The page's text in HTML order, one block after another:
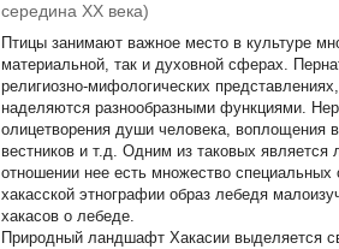
середина XX века)
Птицы занимают важное место в культуре
материальной, так и духовной сферах.
религиозно-мифологических
наделяются разнообразными функциями.
олицетворения души человека, воплощения
вестников и т.д. Одним из таковых является
отношении нее есть множество
хакасской этнографии образ лебедя
хакасов о лебеде.
Природный ландшафт Хакасии выделяется